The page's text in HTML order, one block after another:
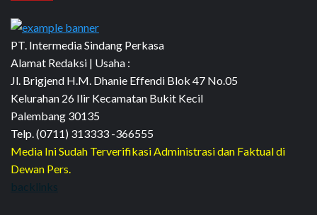
PT. Intermedia Sindang Perkasa
Alamat Redaksi | Usaha :
Jl. Brigjend H.M. Dhanie Effendi Blok 47 No.05
Kelurahan 26 Ilir Kecamatan Bukit Kecil
Palembang 30135
Telp. (0711) 313333 -366555
Media Ini Sudah Terverifikasi Administrasi dan Faktual di
Dewan Pers.
backlinks